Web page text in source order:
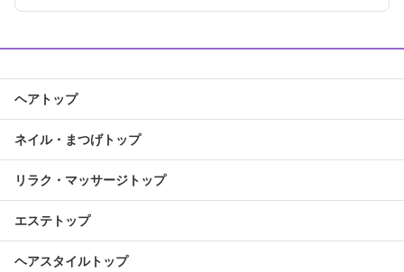
ヘアトップ
ネイル・まつげトップ
リラク・マッサージトップ
エステトップ
ヘアスタイルトップ